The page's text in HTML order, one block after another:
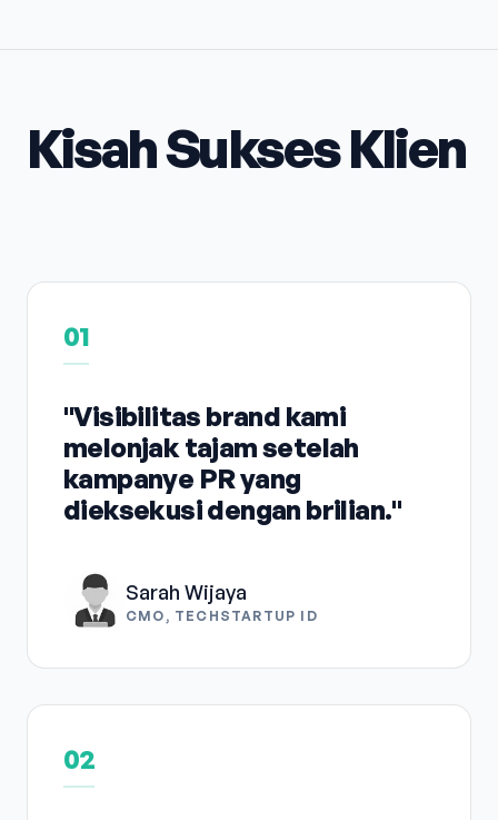
Kisah Sukses Klien
01
"Visibilitas brand kami
melonjak tajam setelah
kampanye PR yang
dieksekusi dengan brilian."
Sarah Wijaya
CMO, TECHSTARTUP ID
02